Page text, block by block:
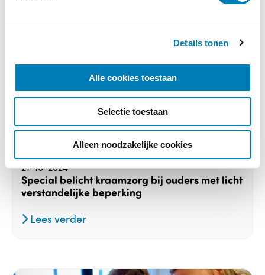
Details tonen
Alle cookies toestaan
Selectie toestaan
Alleen noodzakelijke cookies
Baby, Ouderschap
21-10-2024
Special belicht kraamzorg bij ouders met licht
verstandelijke beperking
Lees verder